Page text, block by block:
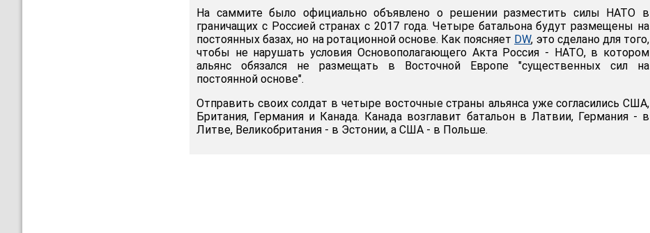
На саммите было официально объявлено о решении разместить силы НАТО в
граничащих с Россией странах с 2017 года. Четыре батальона будут размещены на
постоянных базах, но на ротационной основе. Как поясняет DW, это сделано для того,
чтобы не нарушать условия Основополагающего Акта Россия - НАТО, в котором
альянс обязался не размещать в Восточной Европе "существенных сил на
постоянной основе".
Отправить своих солдат в четыре восточные страны альянса уже согласились США,
Британия, Германия и Канада. Канада возглавит батальон в Латвии, Германия - в
Литве, Великобритания - в Эстонии, а США - в Польше.